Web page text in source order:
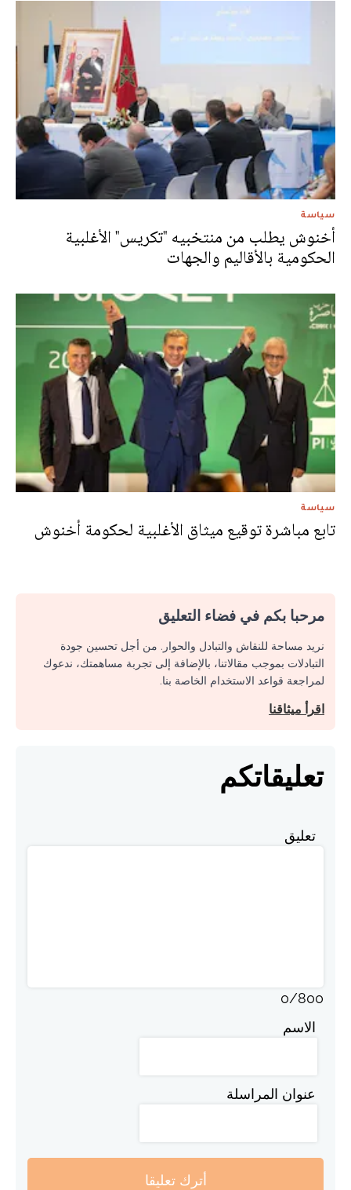
سياسة
أخنوش يطلب من منتخبيه "تكريس" الأغلبية
الحكومية بالأقاليم والجهات
سياسة
تابع مباشرة توقيع ميثاق الأغلبية لحكومة أخنوش
مرحبا بكم في فضاء التعليق
نريد مساحة للنقاش والتبادل والحوار. من أجل تحسين جودة
التبادلات بموجب مقالاتنا، بالإضافة إلى تجربة مساهمتك، ندعوك
لمراجعة قواعد الاستخدام الخاصة بنا.
اقرأ ميثاقنا
تعليقاتكم
تعليق
0/800
الاسم
عنوان المراسلة
أترك تعليقا